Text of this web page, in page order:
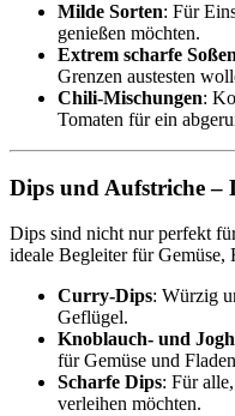
Milde Sorten: Für
genießen möchten.
Extrem scharfe Soßen
Grenzen austesten
Chili-Mischungen:
Tomaten für ein
Dips und Aufstriche –
Dips sind nicht nur perfekt
ideale Begleiter für Gemüse,
Curry-Dips: Würzig
Geflügel.
Knoblauch- und
für Gemüse und
Scharfe Dips: Für
verleihen möchten.